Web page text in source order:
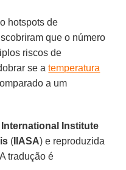
hotspots de
que o número
riscos de
se atemperatura
a um
International Institute
( IIASA) e reproduzida
tradução é